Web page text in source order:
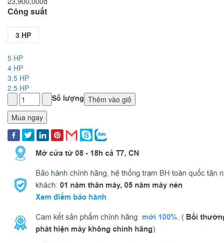
Công suất
3 HP
5 HP
4 HP
3.5 HP
2.5 HP
Số lượng Thêm vào giỏ
Mua ngay